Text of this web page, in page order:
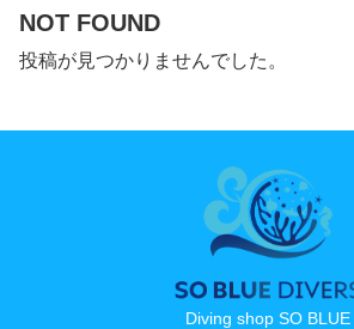
NOT FOUND
投稿が見つかりませんでした。
Diving shop SO BLUE